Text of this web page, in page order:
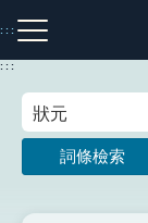
到
主
:::
注音索引圖示
:::
詞條檢索